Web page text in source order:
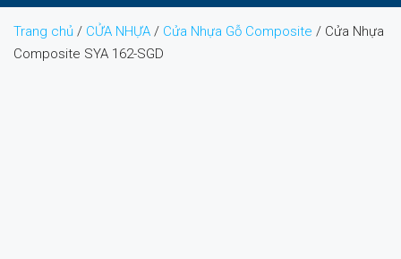
Trang chủ / CỬA NHỰA / Cửa Nhựa Gỗ Composite / Cửa Nhựa
Composite SYA 162-SGD